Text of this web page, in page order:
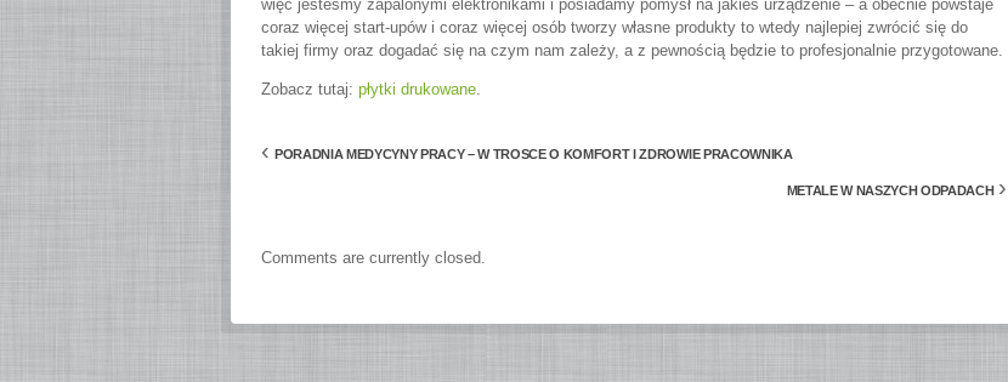
więc jesteśmy zapalonymi elektronikami i posiadamy pomysł na jakieś urządzenie – a obecnie powstaje
coraz więcej start-upów i coraz więcej osób tworzy własne produkty to wtedy najlepiej zwrócić się do
takiej firmy oraz dogadać się na czym nam zależy, a z pewnością będzie to profesjonalnie przygotowane.
Zobacz tutaj: płytki drukowane.
‹ PORADNIA MEDYCYNY PRACY – W TROSCE O KOMFORT I ZDROWIE PRACOWNIKA
METALE W NASZYCH ODPADACH ›
Comments are currently closed.